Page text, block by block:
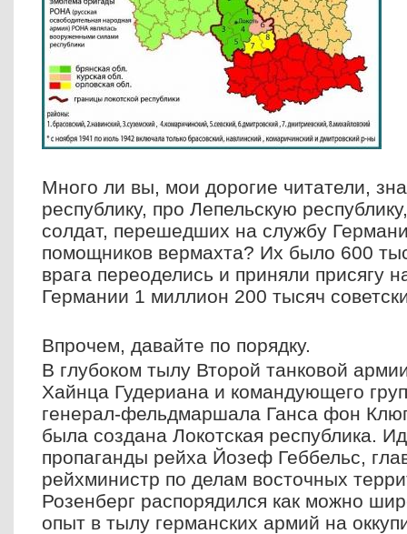
Много ли вы, мои дорогие читатели,
республику, про Лепельскую
солдат, перешедших на службу
помощников вермахта? Их было 600
врага переоделись и приняли присягу
Германии 1 миллион 200 тысяч
Впрочем, давайте по порядку.
В глубоком тылу Второй танковой
Хайнца Гудериана и командующего
генерал-фельдмаршала Ганса фон
была создана Локотская республика.
пропаганды рейха Йозеф Геббельс,
рейхминистр по делам восточных
Розенберг распорядился как можно
опыт в тылу германских армий на